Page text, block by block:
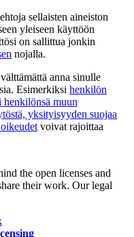
sellaisten aineiston
yleiseen käyttöön
on sallittua jonkin
nojalla.
anna sinulle
Esimerkiksi henkilön
henkilönsä muun
yksityisyyden suojaa
voivat rajoittaa
the open licenses and
their work. Our legal